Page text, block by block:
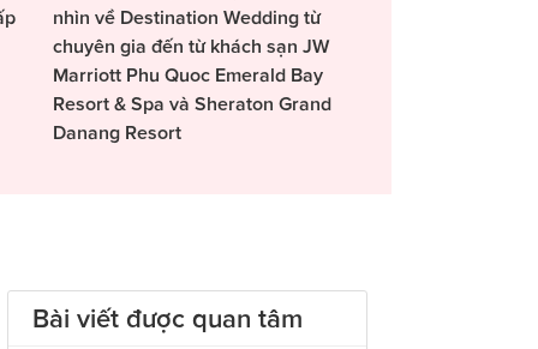
nhìn về Destination Wedding từ
chuyên gia đến từ khách sạn JW
Marriott Phu Quoc Emerald Bay
Resort & Spa và Sheraton Grand
Danang Resort
Bài viết được quan tâm